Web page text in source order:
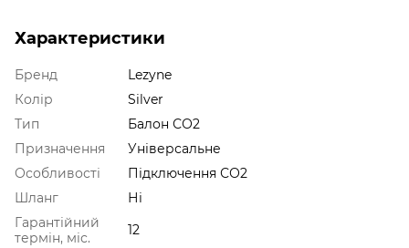
Характеристики
Бренд
Lezyne
Колір
Silver
Тип
Балон СО2
Призначення
Універсальне
Особливості
Підключення СО2
Шланг
Ні
Гарантійний
термін, міс.
12